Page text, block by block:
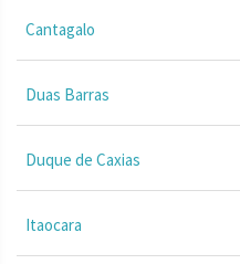
Cantagalo
Duas Barras
Duque de Caxias
Itaocara